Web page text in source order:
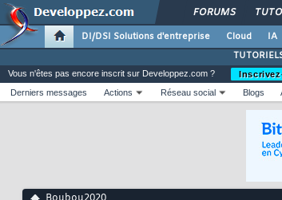
FORUMS
DI/DSI Solutions d'entreprise Cloud IA
Vous n'êtes pas encore inscrit sur Developpez.com ?
Derniers messages
Actions Réseau social Blogs